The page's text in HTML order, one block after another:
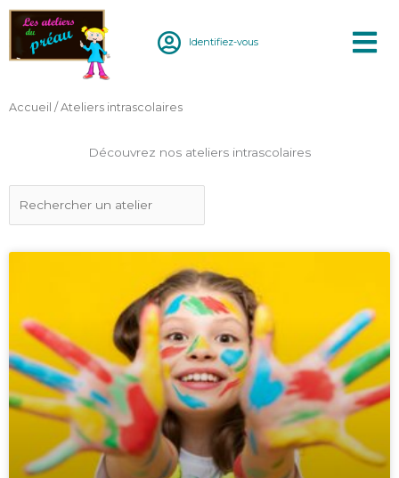
Aller
contenu
Identifiez-vous
Accueil / Ateliers intrascolaires
Découvrez nos ateliers intrascolaires
Rechercher